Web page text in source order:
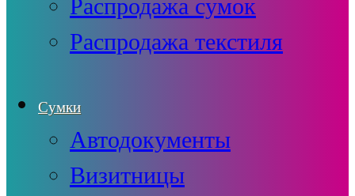
Распродажа сумок
Распродажа текстиля
Сумки
Автодокументы
Визитницы